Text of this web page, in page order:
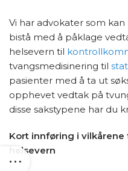
Vi har advokater som kan
bistå med å påklage
helsevern til
tvangsmedisinering til
pasienter med å ta ut
opphevet vedtak på
disse sakstypene har du
Kort innføring i
helsevern